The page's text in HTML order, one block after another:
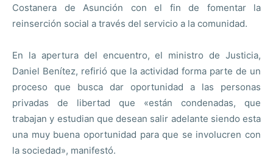
Costanera de Asunción con el fin de fomentar la
reinserción social a través del servicio a la comunidad.
En la apertura del encuentro, el ministro de Justicia,
Daniel Benítez, refirió que la actividad forma parte de un
proceso que busca dar oportunidad a las personas
privadas de libertad que «están condenadas, que
trabajan y estudian que desean salir adelante siendo esta
una muy buena oportunidad para que se involucren con
la sociedad», manifestó.